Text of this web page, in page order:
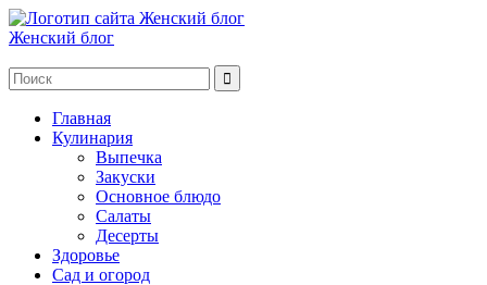
Женский блог
Главная
Кулинария
Выпечка
Закуски
Основное блюдо
Салаты
Десерты
Здоровье
Сад и огород